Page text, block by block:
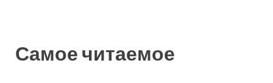
Самое читаемое